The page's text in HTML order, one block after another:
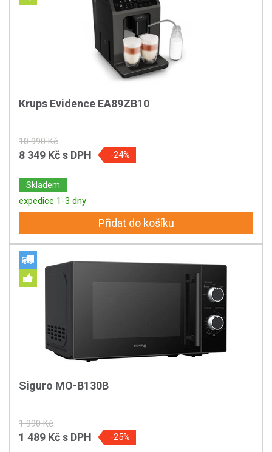
Krups Evidence EA89ZB10
10 990 Kč
8 349 Kčs DPH -24%
Skladem
expedice 1-3 dny
Přidat do košíku
Siguro MO-B130B
1 990 Kč
1 489 Kčs DPH -25%